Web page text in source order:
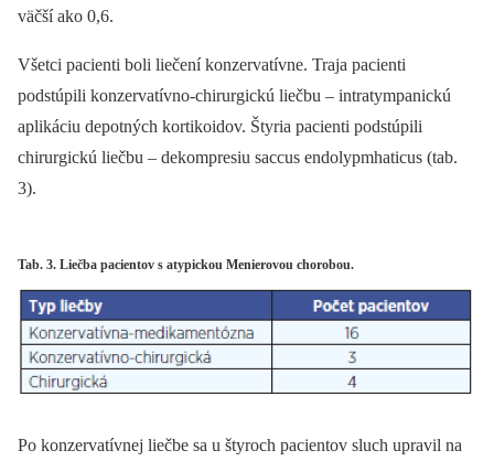
väčší ako 0,6.
Všetci pacienti boli liečení konzervatívne. Traja pacienti
podstúpili konzervatívno-chirurgickú liečbu –⁠ intratympanickú
aplikáciu depotných kortikoidov. Štyria pacienti podstúpili
chirurgickú liečbu –⁠ dekompresiu saccus endolypmhaticus (tab.
3).
Tab. 3. Liečba pacientov s atypickou Menierovou chorobou.
Po konzervatívnej liečbe sa u štyroch pacientov sluch upravil na